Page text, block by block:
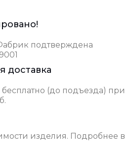
подтверждена
доставка
(до подъезда) при
изделия. Подробнее в